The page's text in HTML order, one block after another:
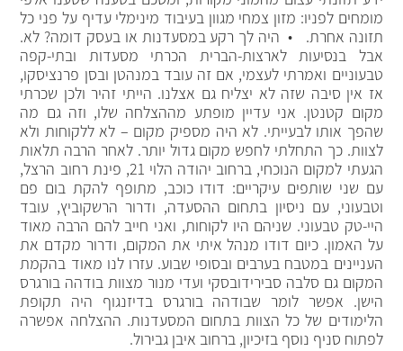
מומחים לפניו: מזון צמחי מגוון בעיבוד מינימלי עדיף על פני כל
תזונה אחרת. • היה לך רקע במסעדנות או בעסק דומה? לא.
אבל בנסיעות לארצות-הברית הכרתי מסעדות ובתי-קפה
טבעוניים ואמרתי לעצמי, אם זה עובד במנהטן ובסן פרנציסקו,
אז אין סיבה שזה לא יצליח גם אצלנו. הייתי זהיר ולכן שכרתי
מקום קטנטן. אני עדיין מופתע מההצלחה שלו, וזה גם מה
שהפך אותו לבעייתי. לא היה מספיק מקום – לא ללקוחות ולא
לצוות. כך התחלתי לחפש מקום גדול יותר. לאחר הרבה תלאות
הגעתי למקום הנוכחי, ברחוב יהודה הלוי 21, פינת רחוב הרצל,
עם שני שותפים עיקריים: דודו כוכב, מתופף להקת בום פם
וטבעוני, עם ניסיון בתחום ההסעדה, ודרור הרשקוביץ, עובד
היי-טק טבעוני. שניהם היו לקוחות, ואני חייב להם הרבה מאוד
על האמון. כיום דודו מנהל איתי את המקום, ודרור מקדם את
העניינים במטבח בערבים ובסופי שבוע. עזרו לנו מאוד בהקמת
המקום גם סלבה סבירידובסקי ועדי מנור מצוות בודהה בורגרס
הישן. אפשר לומר שבודהה בורגרס בדיזנגוף היה תקופת
הלימודים של כל הצוות בתחום המסעדנות. ההצלחה אפשרה
לפתוח סניף נוסף בזיכיון, ברחוב איבן גבירול.